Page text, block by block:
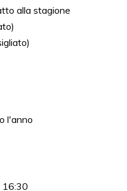
alla stagione
l'anno
16:30